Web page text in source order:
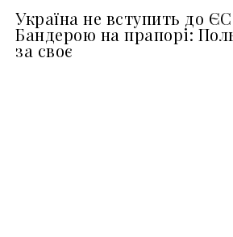
Україна не вступить до ЄС
Бандерою на прапорі:
за своє